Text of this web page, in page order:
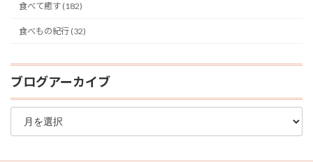
食べて癒す (182)
食べもの紀行 (32)
ブログアーカイブ
ブ
グ